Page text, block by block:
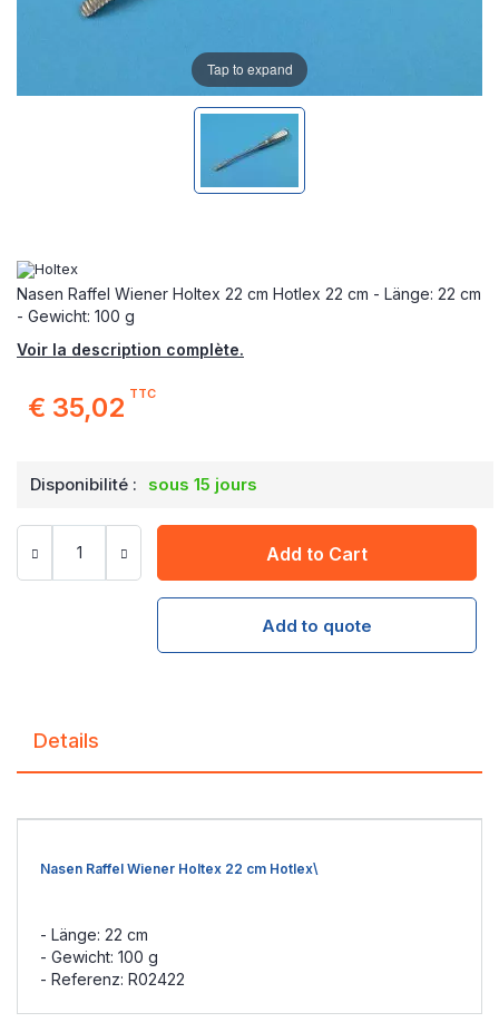
Nasen Raffel Wiener Holtex 22 cm Hotlex 22 cm - Länge: 22 cm
- Gewicht: 100 g
Voir la description complète.
€ 35,02 TTC
Disponibilité : sous 15 jours
Add to Cart
Add to quote
Tap to expand
Details
Nasen Raffel Wiener Holtex 22 cm Hotlex\
- Länge: 22 cm
- Gewicht: 100 g
- Referenz: R02422